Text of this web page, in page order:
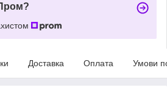
Доставка Оплата Умови